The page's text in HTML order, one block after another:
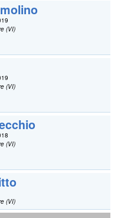
(VI)
(VI)
(VI)
(VI)